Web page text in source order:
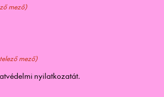
mező)
mező)
nyilatkozatát.